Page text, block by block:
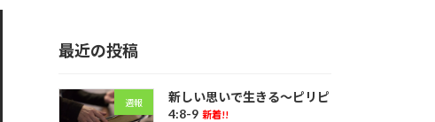
最近の投稿
週報
新しい思いで生きる～ピリピ
4:8-9 新着!!